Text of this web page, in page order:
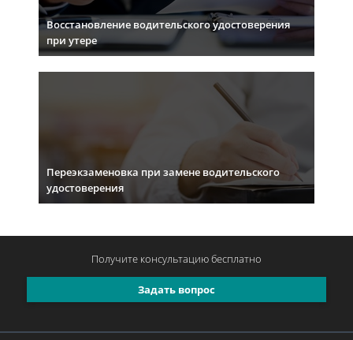
Восстановление водительского удостоверения
при утере
Переэкзаменовка при замене водительского
удостоверения
Задать вопрос
Получите консультациюбесплатно